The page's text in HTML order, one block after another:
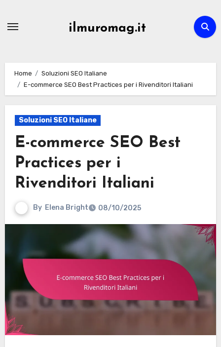
ilmuromag.it
Home
Soluzioni SEO Italiane
E-commerce SEO Best Practices per i Rivenditori Italiani
Soluzioni SEO Italiane
E-commerce SEO Best
Practices per i
Rivenditori Italiani
By Elena Bright 08/10/2025